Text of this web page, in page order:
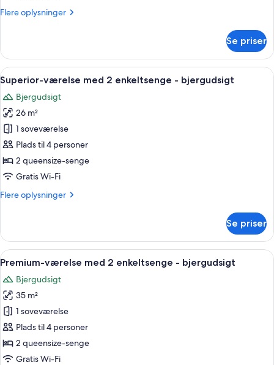
seng
Flere oplysninger
Flere
dobbeltværelse
1
queensize-
seng
bjergudsigt
Se priser
Indlæs
alle
billeder
af
Superior-
værelse
med
2
-
5
Superior-værelse med 2 enkeltsenge - bjergudsigt
Bjergudsigt
26 m²
1 soveværelse
Plads til 4 personer
2 queensize-senge
Gratis Wi-Fi
Flere oplysninger
Flere
værelse
med
2
-
bjergudsigt
Se priser
Indlæs
alle
billeder
af
Premium-
værelse
med
2
Et hotelværelse med to senge, et
2
Premium-værelse med 2 enkeltsenge - bjergudsigt
Bjergudsigt
35 m²
1 soveværelse
Plads til 4 personer
2 queensize-senge
Gratis Wi-Fi